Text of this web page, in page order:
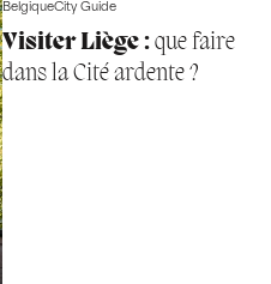
BelgiqueCity Guide
Visiter Liège :que faire
dans la Cité ardente ?